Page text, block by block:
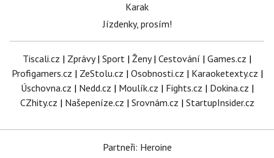
Karak
Jízdenky, prosím!
Tiscali.cz | Zprávy| Sport | Ženy| Cestování | Games.cz |
Profigamers.cz | ZeStolu.cz | Osobnosti.cz | Karaoketexty.cz |
Úschovna.cz | Nedd.cz | Moulík.cz | Fights.cz | Dokina.cz |
CZhity.cz | Našepeníze.cz | Srovnám.cz | StartupInsider.cz
Partneři: Heroine